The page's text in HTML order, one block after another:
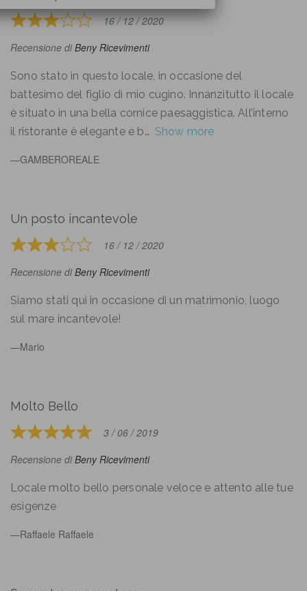
of
Rated
3
of
5
16 / 12 / 2020
Recensione diBeny Ricevimenti
Sono stato in questo locale, in occasione del
battesimo del figlio di mio cugino. Innanzitutto il locale
è situato in una bella cornice paesaggistica. All’interno
il ristorante è elegante e b
Show more
GAMBEROREALE
Un posto incantevole
Rated
3
of
5
16 / 12 / 2020
Recensione diBeny Ricevimenti
Siamo stati qui in occasione di un matrimonio, luogo
sul mare incantevole!
Mario
Molto Bello
Rated
5
of
5
3 / 06 / 2019
Recensione diBeny Ricevimenti
Locale molto bello personale veloce e attento alle tue
esigenze
Raffaele Raffaele